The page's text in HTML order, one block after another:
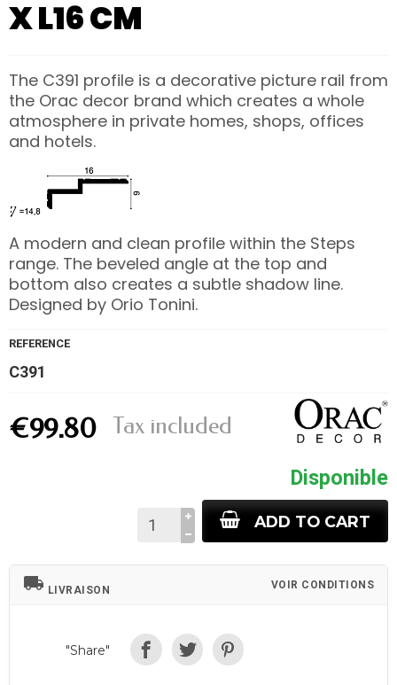
X L16 CM
The C391 profile is a decorative picture rail from
the Orac decor brand which creates a whole
atmosphere in private homes, shops, offices
and hotels.
A modern and clean profile within the Steps
range. The beveled angle at the top and
bottom also creates a subtle shadow line.
Designed by Orio Tonini.
REFERENCE
C391
€99.80 Tax included
Disponible
ADD TO CART
local_shipping LIVRAISON VOIR CONDITIONS
"Share"